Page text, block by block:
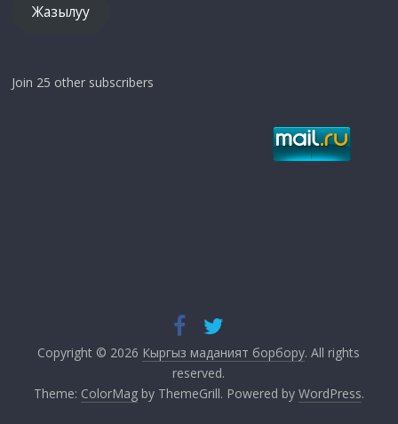
Жазылуу
Join 25 other subscribers
Copyright © 2026 Кыргыз маданият борбору. All rights
reserved.
Theme: ColorMagby ThemeGrill. Powered by WordPress.